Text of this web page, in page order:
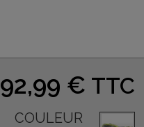
92,99 € TTC
COULEUR